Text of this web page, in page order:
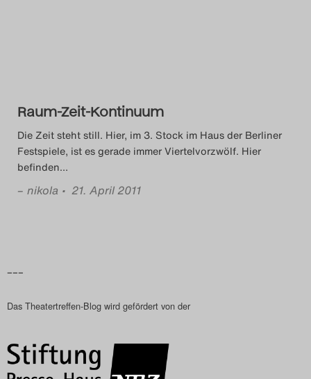
2015
Das Theatertreffen-Blog
2016
Das Theatertreffen-Blog
2018
Das Theatertreffen-Blog
2018 Alumni
Raum-Zeit-Kontinuum
Die Zeit steht still. Hier, im 3. Stock im Haus der Berliner
Festspiele, ist es gerade immer Viertelvorzwölf. Hier
befinden…
– nikola • 21. April 2011
–––
Das Theatertreffen-Blog wird gefördert von der